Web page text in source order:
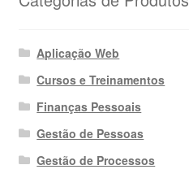
Aplicação Web
Cursos e Treinamentos
Finanças Pessoais
Gestão de Pessoas
Gestão de Processos